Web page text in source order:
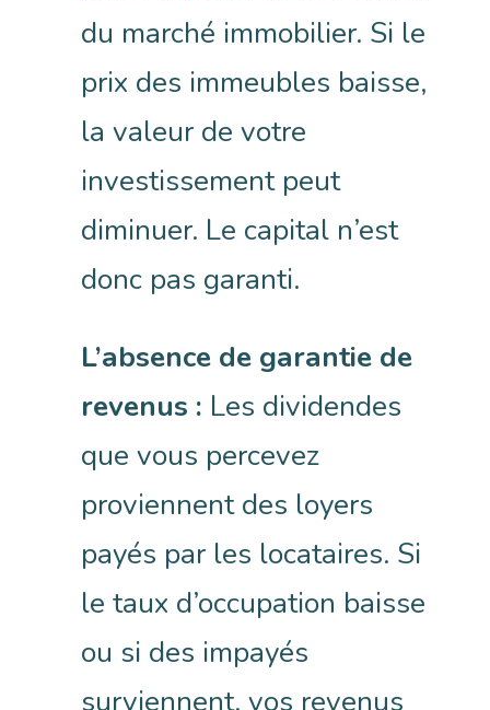
du marché immobilier. Si le
prix des immeubles baisse,
la valeur de votre
investissement peut
diminuer. Le capital n’est
donc pas garanti.
L’absence de garantie de
revenus : Les dividendes
que vous percevez
proviennent des loyers
payés par les locataires. Si
le taux d’occupation baisse
ou si des impayés
surviennent, vos revenus